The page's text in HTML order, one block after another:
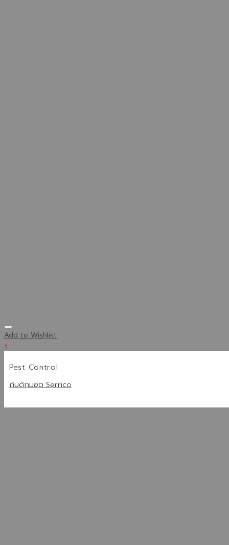
Add to Wishlist
+
Pest Control
กับดักมอด Serrico